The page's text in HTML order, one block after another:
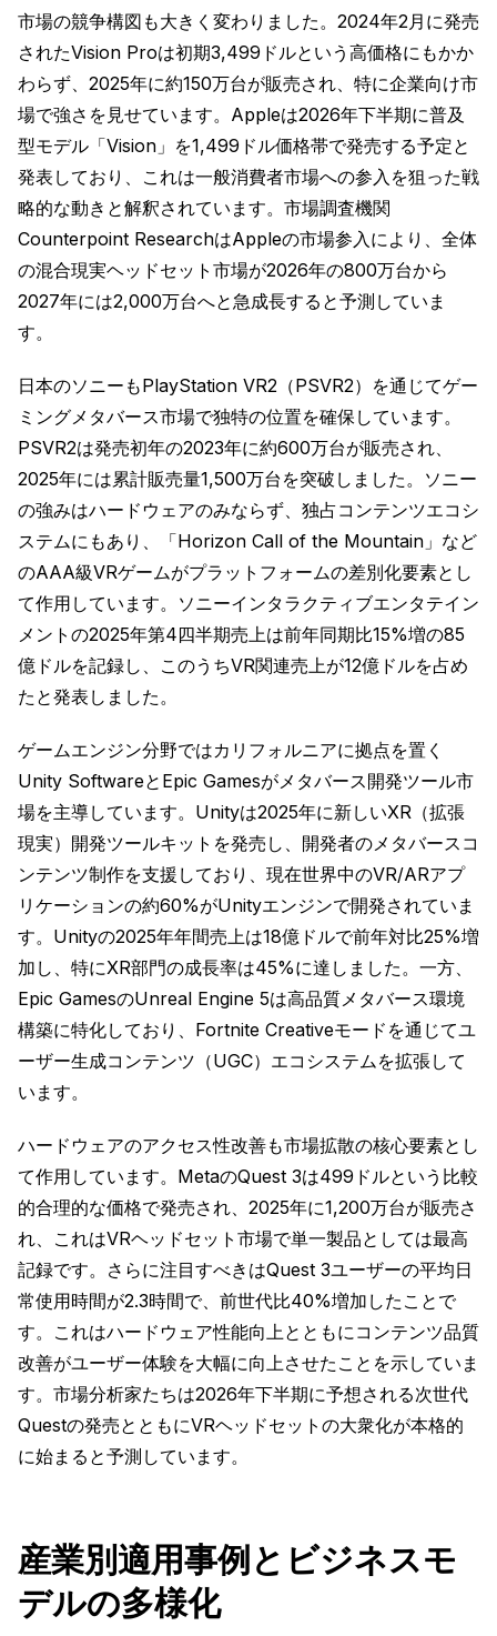
市場の競争構図も大きく変わりました。2024年2月に発売
されたVision Proは初期3,499ドルという高価格にもかか
わらず、2025年に約150万台が販売され、特に企業向け市
場で強さを見せています。Appleは2026年下半期に普及
型モデル「Vision」を1,499ドル価格帯で発売する予定と
発表しており、これは一般消費者市場への参入を狙った戦
略的な動きと解釈されています。市場調査機関
Counterpoint ResearchはAppleの市場参入により、全体
の混合現実ヘッドセット市場が2026年の800万台から
2027年には2,000万台へと急成長すると予測していま
す。
日本のソニーもPlayStation VR2（PSVR2）を通じてゲー
ミングメタバース市場で独特の位置を確保しています。
PSVR2は発売初年の2023年に約600万台が販売され、
2025年には累計販売量1,500万台を突破しました。ソニー
の強みはハードウェアのみならず、独占コンテンツエコシ
ステムにもあり、「Horizon Call of the Mountain」など
のAAA級VRゲームがプラットフォームの差別化要素とし
て作用しています。ソニーインタラクティブエンタテイン
メントの2025年第4四半期売上は前年同期比15%増の85
億ドルを記録し、このうちVR関連売上が12億ドルを占め
たと発表しました。
ゲームエンジン分野ではカリフォルニアに拠点を置く
Unity SoftwareとEpic Gamesがメタバース開発ツール市
場を主導しています。Unityは2025年に新しいXR（拡張
現実）開発ツールキットを発売し、開発者のメタバースコ
ンテンツ制作を支援しており、現在世界中のVR/ARアプ
リケーションの約60%がUnityエンジンで開発されていま
す。Unityの2025年年間売上は18億ドルで前年対比25%増
加し、特にXR部門の成長率は45%に達しました。一方、
Epic GamesのUnreal Engine 5は高品質メタバース環境
構築に特化しており、Fortnite Creativeモードを通じてユ
ーザー生成コンテンツ（UGC）エコシステムを拡張して
います。
ハードウェアのアクセス性改善も市場拡散の核心要素とし
て作用しています。MetaのQuest 3は499ドルという比較
的合理的な価格で発売され、2025年に1,200万台が販売さ
れ、これはVRヘッドセット市場で単一製品としては最高
記録です。さらに注目すべきはQuest 3ユーザーの平均日
常使用時間が2.3時間で、前世代比40%増加したことで
す。これはハードウェア性能向上とともにコンテンツ品質
改善がユーザー体験を大幅に向上させたことを示していま
す。市場分析家たちは2026年下半期に予想される次世代
Questの発売とともにVRヘッドセットの大衆化が本格的
に始まると予測しています。
産業別適用事例とビジネスモ
デルの多様化